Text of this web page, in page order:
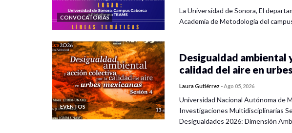
CONVOCATORIAS
La Universidad de Sonora, El
Academia de Metodología del
EVENTOS
Desigualdad ambiental
calidad del aire en
Laura Gutiérrez -Ago 05, 2026
Universidad Nacional Autónoma de
Investigaciones Multidisciplinarias
Desigualdades 2026: Dimensión